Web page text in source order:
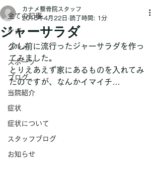
全ての記事
ケガ
グルメ
スポーツ
ブログ
当院紹介
症状
症状について
スタッフブログ
お知らせ
ジャーサラダ
カナメ整骨院スタッフ
2015年4月22日 読了時間: 1分
少し前に流行ったジャーサラダを作っ
てみました。
とりえあえず家にあるものを入れてみ
たのですが、なんかイマイチ…